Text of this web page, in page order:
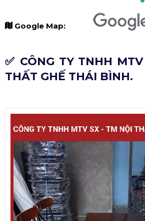
Google Map:
✅ CÔNG TY TNHH
THẤT GHẾ THÁI BÌNH.